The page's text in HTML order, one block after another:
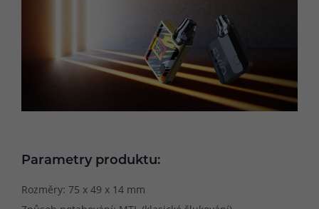
Parametry produktu:
Rozměry: 75 x 49 x 14 mm